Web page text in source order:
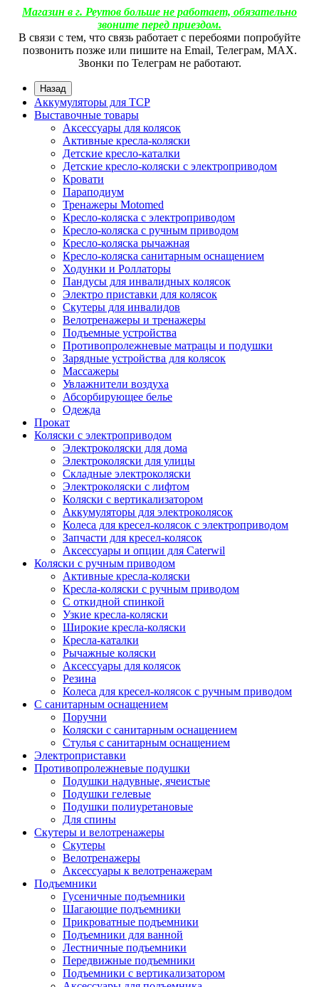
Магазин в г. Реутов больше не работает, обязательно
звоните перед приездом.
В связи с тем, что связь работает с перебоями попробуйте
позвонить позже или пишите на Email, Телеграм, МАХ.
Звонки по Телеграм не работают.
Назад
Аккумуляторы для ТСР
Выставочные товары
Аксессуары для колясок
Активные кресла-коляски
Детские кресло-каталки
Детские кресло-коляски с электроприводом
Кровати
Параподиум
Тренажеры Motomed
Кресло-коляска с электроприводом
Кресло-коляска с ручным приводом
Кресло-коляска рычажная
Кресло-коляска санитарным оснащением
Ходунки и Роллаторы
Пандусы для инвалидных колясок
Электро приставки для колясок
Скутеры для инвалидов
Велотренажеры и тренажеры
Подъемные устройства
Противопролежневые матрацы и подушки
Зарядные устройства для колясок
Массажеры
Увлажнители воздуха
Абсорбирующее белье
Одежда
Прокат
Коляски с электроприводом
Электроколяски для дома
Электроколяски для улицы
Складные электроколяски
Электроколяски с лифтом
Коляски с вертикализатором
Аккумуляторы для электроколясок
Колеса для кресел-колясок с электроприводом
Запчасти для кресел-колясок
Аксессуары и опции для Caterwil
Коляски с ручным приводом
Активные кресла-коляски
Кресла-коляски с ручным приводом
С откидной спинкой
Узкие кресла-коляски
Широкие кресла-коляски
Кресла-каталки
Рычажные коляски
Аксессуары для колясок
Резина
Колеса для кресел-колясок с ручным приводом
С санитарным оснащением
Поручни
Коляски с санитарным оснащением
Стулья с санитарным оснащением
Электроприставки
Противопролежневые подушки
Подушки надувные, ячеистые
Подушки гелевые
Подушки полиуретановые
Для спины
Скутеры и велотренажеры
Скутеры
Велотренажеры
Аксессуары к велотренажерам
Подъемники
Гусеничные подъемники
Шагающие подъемники
Прикроватные подъемники
Подъемники для ванной
Лестничные подъемники
Передвижные подъемники
Подъемники с вертикализатором